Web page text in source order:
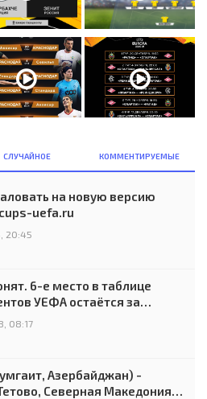
СЛУЧАЙНОЕ КОММЕНТИРУЕМЫЕ
на новую версию
uefa.ru
20:45
6-е место в таблице
УЕФА остаётся за
08:17
Азербайджан) -
Северная Македония) -